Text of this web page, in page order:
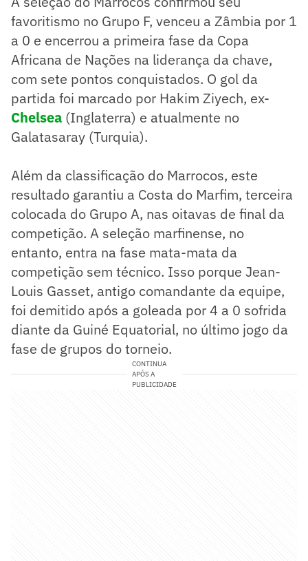
favoritismo no Grupo F, venceu a Zâmbia por 1
a 0 e encerrou a primeira fase da Copa
Africana de Nações na liderança da chave,
com sete pontos conquistados. O gol da
partida foi marcado por Hakim Ziyech, ex-
Chelsea (Inglaterra) e atualmente no
Galatasaray (Turquia).
Além da classificação do Marrocos, este
resultado garantiu a Costa do Marfim, terceira
colocada do Grupo A, nas oitavas de final da
competição. A seleção marfinense, no
entanto, entra na fase mata-mata da
competição sem técnico. Isso porque Jean-
Louis Gasset, antigo comandante da equipe,
foi demitido após a goleada por 4 a 0 sofrida
diante da Guiné Equatorial, no último jogo da
fase de grupos do torneio.
CONTINUA
APÓS A
PUBLICIDADE